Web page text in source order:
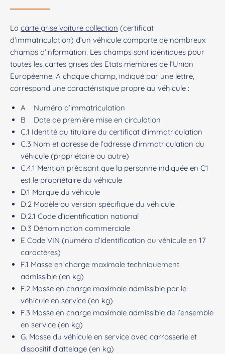
La carte grise voiture collection (certificat
d’immatriculation) d’un véhicule comporte de nombreux
champs d’information. Les champs sont identiques pour
toutes les cartes grises des Etats membres de l’Union
Européenne. A chaque champ, indiqué par une lettre,
correspond une caractéristique propre au véhicule :
A Numéro d’immatriculation
B Date de première mise en circulation
C.1 Identité du titulaire du certificat d’immatriculation
C.3 Nom et adresse de l’adresse d’immatriculation du
véhicule (propriétaire ou autre)
C.4.1 Mention précisant que la personne indiquée en C1
est le propriétaire du véhicule
D.1 Marque du véhicule
D.2 Modèle ou version spécifique du véhicule
D.2.1 Code d’identification national
D.3 Dénomination commerciale
E Code VIN (numéro d’identification du véhicule en 17
caractères)
F.1 Masse en charge maximale techniquement
admissible (en kg)
F.2 Masse en charge maximale admissible par le
véhicule en service (en kg)
F.3 Masse en charge maximale admissible de l’ensemble
en service (en kg)
G. Masse du véhicule en service avec carrosserie et
dispositif d’attelage (en kg)